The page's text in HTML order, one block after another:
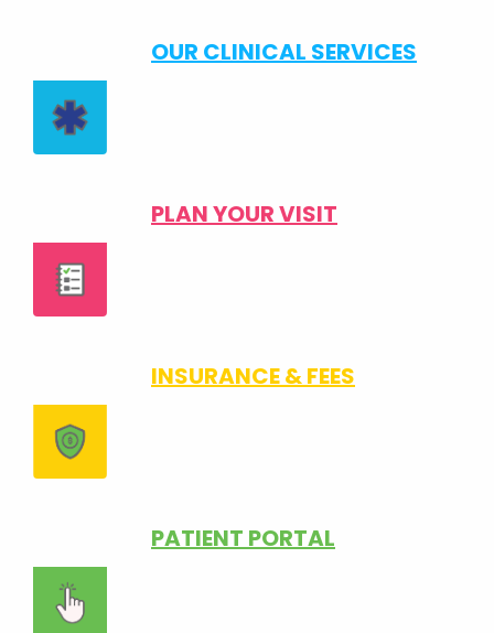
OUR CLINICAL SERVICES
PLAN YOUR VISIT
INSURANCE & FEES
PATIENT PORTAL